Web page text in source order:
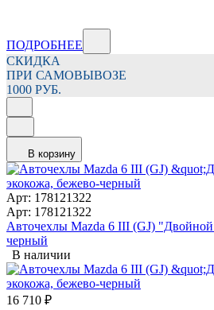
ПОДРОБНЕЕ
СКИДКА
ПРИ САМОВЫВОЗЕ
1000 РУБ.
В корзину
Арт: 178121322
Арт: 178121322
Авточехлы Mazda 6 III (GJ)
черный
В наличии
16 710 ₽